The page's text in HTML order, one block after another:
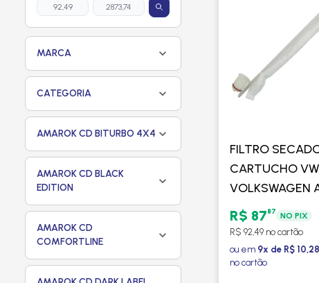
MARCA
CATEGORIA
AMAROK CD BITURBO 4X4
AMAROK CD BLACK
EDITION
AMAROK CD
COMFORTLINE
FILTRO
CARTUCHO VW
VOLKSWAGEN
MERCEDES
C - PROCOOLER
R$ 8787 NO PIX
R$ 92,49 no cartão
ou em 9x de R$
no cartão